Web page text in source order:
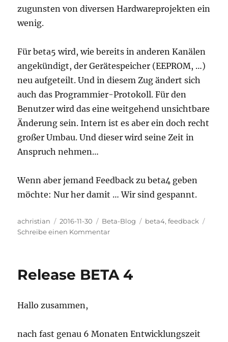
zugunsten von diversen Hardwareprojekten ein
wenig.
Für beta5 wird, wie bereits in anderen Kanälen
angekündigt, der Gerätespeicher (EEPROM, …)
neu aufgeteilt. Und in diesem Zug ändert sich
auch das Programmier-Protokoll. Für den
Benutzer wird das eine weitgehend unsichtbare
Änderung sein. Intern ist es aber ein doch recht
großer Umbau. Und dieser wird seine Zeit in
Anspruch nehmen…
Wenn aber jemand Feedback zu beta4 geben
möchte: Nur her damit … Wir sind gespannt.
Autor
achristian
Veröffentlicht
am
2016-11-30 Kategorien
Beta-Blog Schlagwörter
beta4,feedback
Schreibe einen Kommentarzu
Release BETA 4
Hallo zusammen,
nach fast genau 6 Monaten Entwicklungszeit